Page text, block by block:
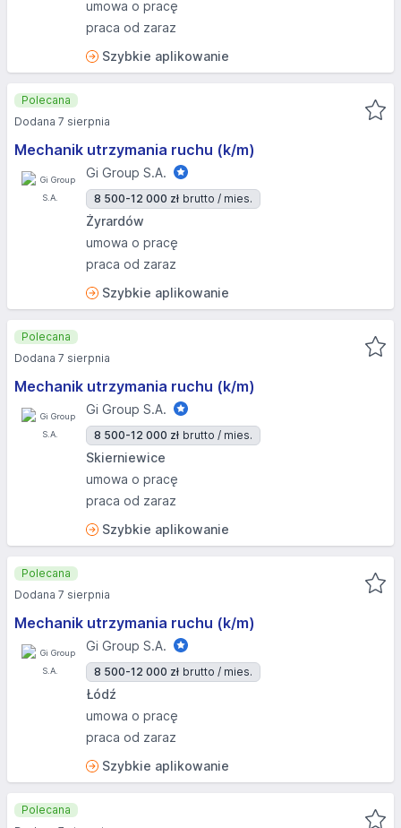
umowa o pracę
praca od zaraz
Szybkie aplikowanie
Mechanik utrzymania ruchu (k/m)
Gi Group S.A.
8 500-12 000 zł brutto / mies.
Żyrardów
umowa o pracę
praca od zaraz
Szybkie aplikowanie
Polecana
Dodana 7 sierpnia
Mechanik utrzymania ruchu (k/m)
Gi Group S.A.
8 500-12 000 zł brutto / mies.
Skierniewice
umowa o pracę
praca od zaraz
Szybkie aplikowanie
Polecana
Dodana 7 sierpnia
Mechanik utrzymania ruchu (k/m)
Gi Group S.A.
8 500-12 000 zł brutto / mies.
Łódź
umowa o pracę
praca od zaraz
Szybkie aplikowanie
Polecana
Dodana 7 sierpnia
Polecana